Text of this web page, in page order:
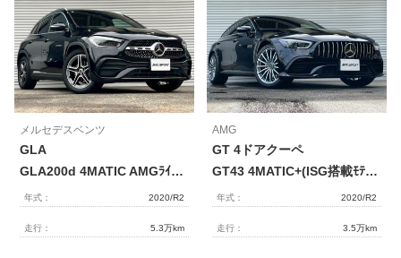
メルセデスベンツ
GLA
GLA200d 4MATIC AMGﾗｲﾝ ﾊﾟﾉﾗﾐｯｸR 黒半革 ｼｰﾄﾋｰﾀｰ MBUX 純正ﾅﾋﾞ地ﾃﾞｼﾞ 全周ｶﾒﾗ&PTS ｷｰﾚｽｺﾞｰ LEDﾗｲﾄ 電動Rｹﾞｰﾄ ﾌｯﾄﾄﾗﾝｸ ﾚｰﾀﾞｰｾｰﾌﾃｨPKG 純正19AW 禁煙
年式： 2020/R2
走行： 5.3万km
AMG
GT 4ドアクーペ
GT43 4MATIC+(ISG搭載ﾓﾃﾞﾙ) AMG RIDE CONTROL+PKG 右H正規D車 ﾊﾟﾉﾗﾐｯｸR 黒革 ｼｰﾄﾋｰﾀｰ＆ﾍﾞﾝﾁﾚｰﾀｰ 純正HDDﾅﾋﾞ地ﾃﾞｼﾞ Burmesterｻｳﾝﾄﾞ 全周ｶﾒﾗ＆PTS HUD＆ﾚｰﾀﾞｰｾｰﾌﾃｨPKG 専用ｴｱｻｽ＆20ｲﾝﾁAW 禁煙 1ｵｰﾅｰ
年式： 2020/R2
走行： 3.5万km